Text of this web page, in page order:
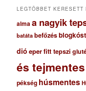
LEGTÖBBET KERESETT
almaa nagyik
batáta befőzés
dió eperfitt tepszi
és tejmentes
pékség húsmentes